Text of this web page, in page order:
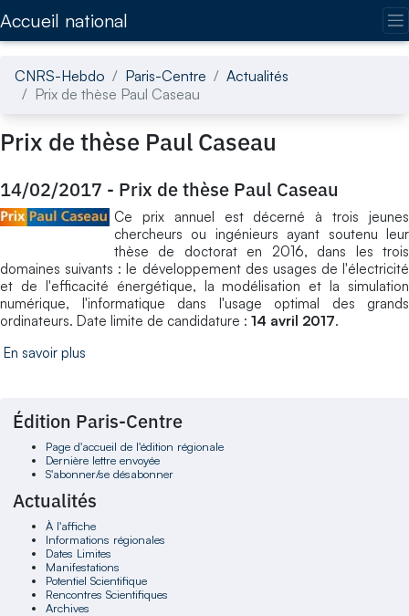
Accueil national
CNRS-Hebdo Paris-Centre
Actualités
Prix de thèse Paul Caseau
Prix de thèse Paul Caseau
14/02/2017 - Prix de thèse Paul Caseau
Ce prix annuel est décerné à trois jeunes
chercheurs ou ingénieurs ayant soutenu leur
thèse de doctorat en 2016, dans les trois
domaines suivants : le développement des usages de l'électricité
et de l'efficacité énergétique, la modélisation et la simulation
numérique, l'informatique dans l'usage optimal des grands
ordinateurs. Date limite de candidature : 14 avril 2017.
En savoir plus
Édition Paris-Centre
Page d'accueil de l'édition régionale
Dernière lettre envoyée
S'abonner/se désabonner
Actualités
À l'affiche
Informations régionales
Dates Limites
Manifestations
Potentiel Scientifique
Rencontres Scientifiques
Archives